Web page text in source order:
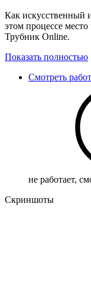
Как искусственный
этом процессе
Трубник Online.
Показать полностью
Смотреть
не работает,
Скриншоты